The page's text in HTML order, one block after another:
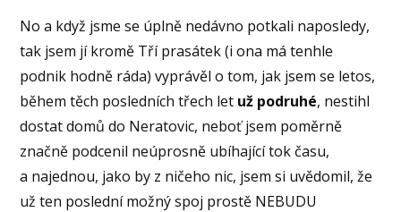
No a když jsme se úplně nedávno potkali naposledy,
tak jsem jí kromě Tří prasátek (i ona má tenhle
podnik hodně ráda) vyprávěl o tom, jak jsem se letos,
během těch posledních třech let už podruhé, nestihl
dostat domů do Neratovic, neboť jsem poměrně
značně podcenil neúprosně ubíhající tok času,
a najednou, jako by z ničeho nic, jsem si uvědomil, že
už ten poslední možný spoj prostě NEBUDU